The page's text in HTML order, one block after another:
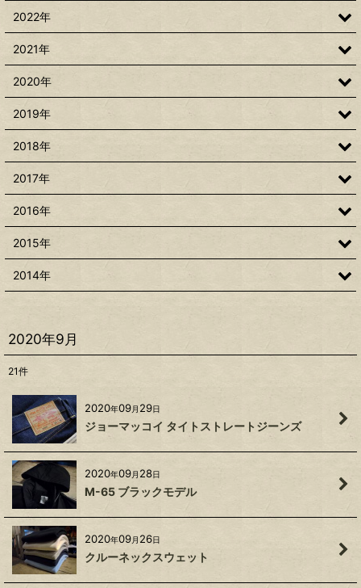
2020年9月
21件
2020年09月 29日
ジョーマッコイ タイトストレートジーンズ
2020年09月 28日
M-65 ブラックモデル
2020年09月 26日
クルーネックスウェット
2022年
2021年
2020年
2019年
2018年
2017年
2016年
2015年
2014年